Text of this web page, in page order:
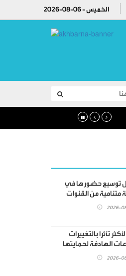
2026-08-06 - الخميس
توسيع حضورها في
من القنوات
فرعاً جديداً في الصويفية
2026-
تأثرا بالتغييرات
الهادفة لحمايتها
2026-